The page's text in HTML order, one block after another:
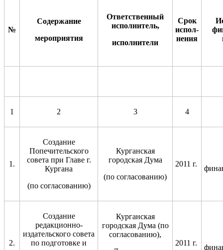
№
Содержание
мероприятия
Ответственный
исполнитель,
исполнители
Срок
испол-
нения
1 2 3 4
1.
Создание
Попечительского
совета при Главе г.
Кургана
(по согласованию)
Курганская
городская Дума
(по согласованию)
2011 г.
2.
Создание
редакционно-
издательского совета
по подготовке и
Курганская
городская Дума (по
согласованию),
2011 г.